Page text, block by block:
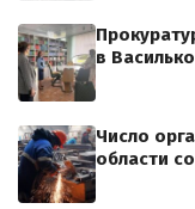
в
Число
области